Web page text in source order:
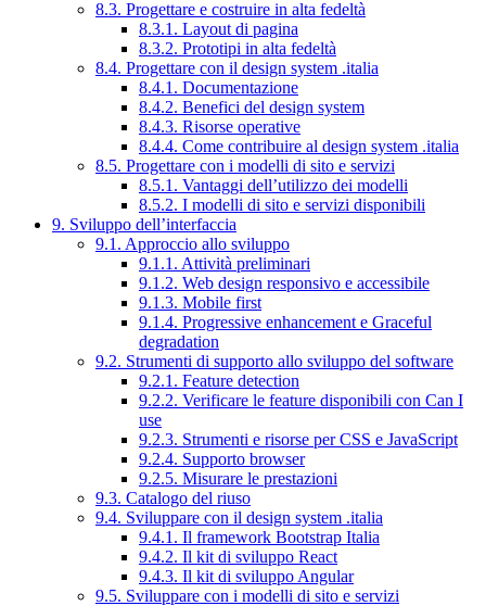
8.3. Progettare e costruire in alta fedeltà
8.3.1. Layout di pagina
8.3.2. Prototipi in alta fedeltà
8.4. Progettare con il design system .italia
8.4.1. Documentazione
8.4.2. Benefici del design system
8.4.3. Risorse operative
8.4.4. Come contribuire al design system .italia
8.5. Progettare con i modelli di sito e servizi
8.5.1. Vantaggi dell’utilizzo dei modelli
8.5.2. I modelli di sito e servizi disponibili
9. Sviluppo dell’interfaccia
9.1. Approccio allo sviluppo
9.1.1. Attività preliminari
9.1.2. Web design responsivo e accessibile
9.1.3. Mobile first
9.1.4. Progressive enhancement e Graceful
degradation
9.2. Strumenti di supporto allo sviluppo del software
9.2.1. Feature detection
9.2.2. Verificare le feature disponibili con Can I
use
9.2.3. Strumenti e risorse per CSS e JavaScript
9.2.4. Supporto browser
9.2.5. Misurare le prestazioni
9.3. Catalogo del riuso
9.4. Sviluppare con il design system .italia
9.4.1. Il framework Bootstrap Italia
9.4.2. Il kit di sviluppo React
9.4.3. Il kit di sviluppo Angular
9.5. Sviluppare con i modelli di sito e servizi